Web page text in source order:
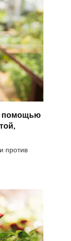
помощью
против